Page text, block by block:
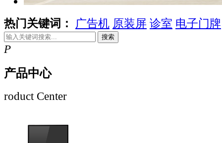
热门关键词： 广告机 原装屏 诊室 电子门牌
搜索
P
产品中心
roduct Center